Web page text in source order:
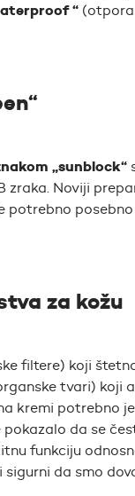
“
„sunblock“
Noviji
potrebno
za kožu
filtere) koji
tvari) koji
kremi potrebno
da se
funkciju
da smo